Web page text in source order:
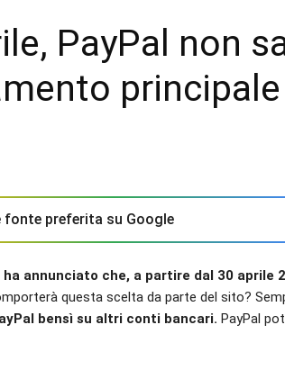
PayPal non
principale
preferita su Google
annunciato che, a partire dal 30 aprile
questa scelta da parte del sito?
bensì su altri conti bancari. PayPal